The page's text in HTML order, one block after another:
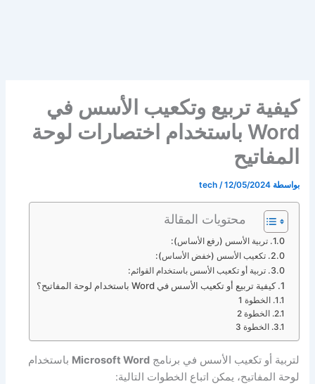
كيفية تربيع وتكعيب الأسس في
Word باستخدام اختصارات لوحة
المفاتيح
بواسطة tech /12/05/2024
محتويات المقالة
تربية الأسس (رفع الأساس):
تكعيب الأسس (خفض الأساس):
تربية أو تكعيب الأسس باستخدام القوائم:
كيفية تربيع أو تكعيب الأسس في Word باستخدام لوحة المفاتيح؟
الخطوة 1
الخطوة 2
الخطوة 3
لتربية أو تكعيب الأسس في برنامجMicrosoft Word باستخدام
لوحة المفاتيح، يمكن اتباع الخطوات التالية: